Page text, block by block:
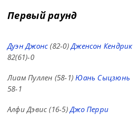
Первый раунд
Дуэн Джонс (82-0)Дженсон Кендрик
82(61)-0
Лиам Пуллен (58-1)Юань Сыцзюнь
58-1
Алфи Дэвис (16-5)Джо Перри